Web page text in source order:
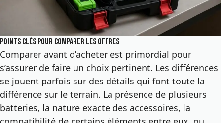
Points clés pour comparer les offres
Comparer avant d’acheter est primordial pour
s’assurer de faire un choix pertinent. Les différences
se jouent parfois sur des détails qui font toute la
différence sur le terrain. La présence de plusieurs
batteries, la nature exacte des accessoires, la